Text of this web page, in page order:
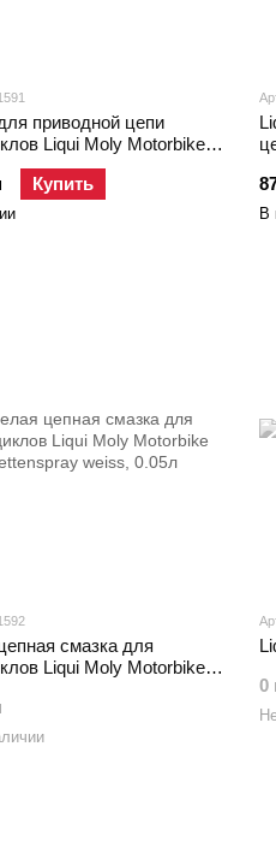
приводной цепи
Liqui Moly Motorbike
Weiss, 0.4л
Купить
В
смазка для
Liqui Moly Motorbike
0